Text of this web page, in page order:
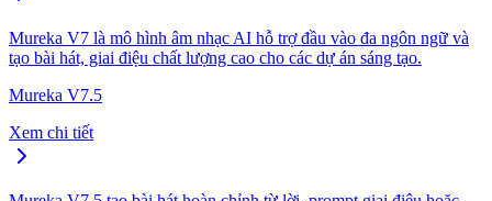
Mureka V7 là mô hình âm nhạc AI hỗ trợ đầu vào đa ngôn ngữ và
tạo bài hát, giai điệu chất lượng cao cho các dự án sáng tạo.
Mureka V7.5
Xem chi tiết